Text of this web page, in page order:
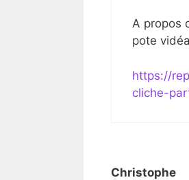
A propos
pote
https://
cliche-
Christophe